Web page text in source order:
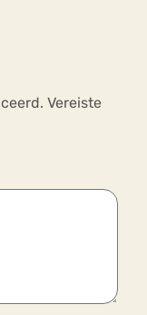
Vereiste